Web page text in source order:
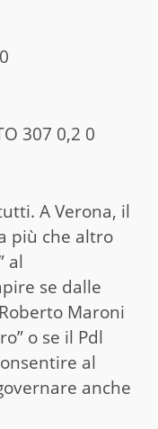
307 0,2 0
A Verona, il
più che altro
al
se dalle
Maroni
o se il Pdl
al
anche